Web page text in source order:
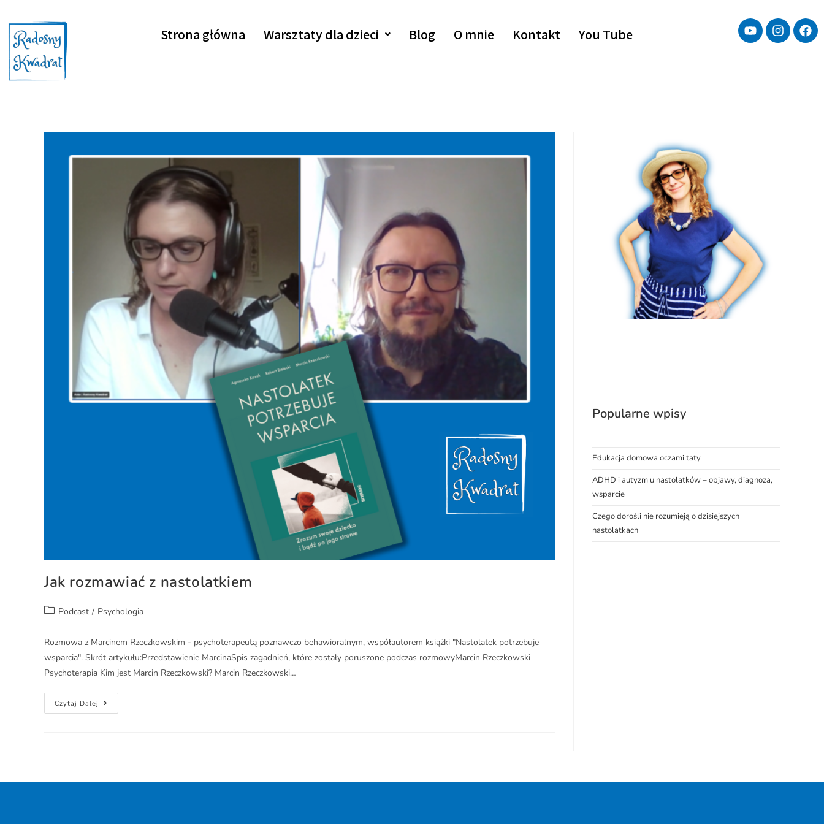
Strona główna Warsztaty dla dzieci Blog O mnie Kontakt You Tube
Jak rozmawiać z nastolatkiem
Podcast / Psychologia
Rozmowa z Marcinem Rzeczkowskim - psychoterapeutą poznawczo behawioralnym, współautorem książki "Nastolatek potrzebuje
wsparcia". Skrót artykułu:Przedstawienie MarcinaSpis zagadnień, które zostały poruszone podczas rozmowyMarcin Rzeczkowski
Psychoterapia Kim jest Marcin Rzeczkowski? Marcin Rzeczkowski…
Czytaj Dalej
Popularne wpisy
Edukacja domowa oczami taty
ADHD i autyzm u nastolatków – objawy, diagnoza,
wsparcie
Czego dorośli nie rozumieją o dzisiejszych
nastolatkach